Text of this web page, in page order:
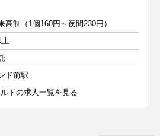
高制（1個160円～夜間230円）
上
ド前駅
ドの求人一覧を見る